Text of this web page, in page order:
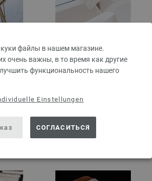
файлы в нашем магазине.
очень важны, в то время как другие
функциональность нашего
Einstellungen
СОГЛАСИТЬСЯ
С РЕЛЬЕФНЫМ
УЗОРОМ Organico
FILATI Handstrick No. 59 (Home)
29,12 €
без НДС,плюс стоимость
пересылки